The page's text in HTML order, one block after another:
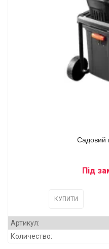
Садовий
Під
КУПИТИ
Артикул:
Количество: